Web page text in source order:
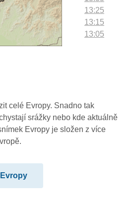
13:25
13:15
13:05
12:05
11:55
11:45
celé Evropy. Snadno tak
srážky nebo kde aktuálně
Evropy je složen z více